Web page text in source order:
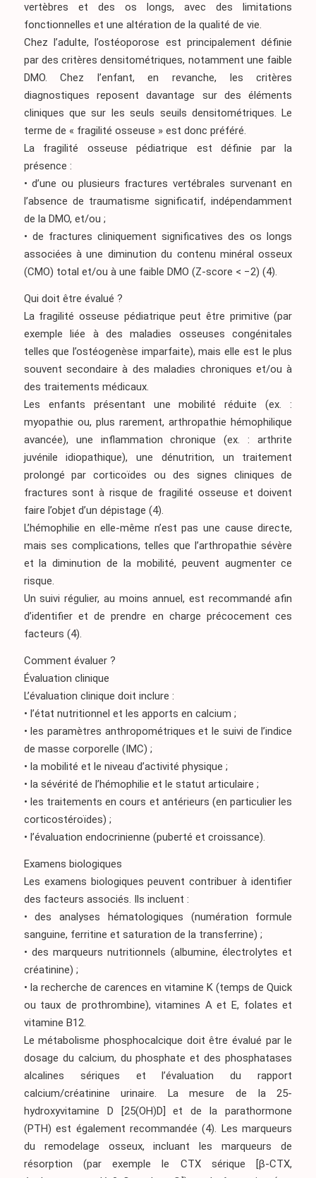
vertèbres et des os longs, avec des limitations
fonctionnelles et une altération de la qualité de vie.
Chez l’adulte, l’ostéoporose est principalement définie
par des critères densitométriques, notamment une faible
DMO. Chez l’enfant, en revanche, les critères
diagnostiques reposent davantage sur des éléments
cliniques que sur les seuls seuils densitométriques. Le
terme de « fragilité osseuse » est donc préféré.
La fragilité osseuse pédiatrique est définie par la
présence :
• d’une ou plusieurs fractures vertébrales survenant en
l’absence de traumatisme significatif, indépendamment
de la DMO, et/ou ;
• de fractures cliniquement significatives des os longs
associées à une diminution du contenu minéral osseux
(CMO) total et/ou à une faible DMO (Z-score < −2) (4).
Qui doit être évalué ?
La fragilité osseuse pédiatrique peut être primitive (par
exemple liée à des maladies osseuses congénitales
telles que l’ostéogenèse imparfaite), mais elle est le plus
souvent secondaire à des maladies chroniques et/ou à
des traitements médicaux.
Les enfants présentant une mobilité réduite (ex. :
myopathie ou, plus rarement, arthropathie hémophilique
avancée), une inflammation chronique (ex. : arthrite
juvénile idiopathique), une dénutrition, un traitement
prolongé par corticoïdes ou des signes cliniques de
fractures sont à risque de fragilité osseuse et doivent
faire l’objet d’un dépistage (4).
L’hémophilie en elle-même n’est pas une cause directe,
mais ses complications, telles que l’arthropathie sévère
et la diminution de la mobilité, peuvent augmenter ce
risque.
Un suivi régulier, au moins annuel, est recommandé afin
d’identifier et de prendre en charge précocement ces
facteurs (4).
Comment évaluer ?
Évaluation clinique
L’évaluation clinique doit inclure :
• l’état nutritionnel et les apports en calcium ;
• les paramètres anthropométriques et le suivi de l’indice
de masse corporelle (IMC) ;
• la mobilité et le niveau d’activité physique ;
• la sévérité de l’hémophilie et le statut articulaire ;
• les traitements en cours et antérieurs (en particulier les
corticostéroïdes) ;
• l’évaluation endocrinienne (puberté et croissance).
Examens biologiques
Les examens biologiques peuvent contribuer à identifier
des facteurs associés. Ils incluent :
• des analyses hématologiques (numération formule
sanguine, ferritine et saturation de la transferrine) ;
• des marqueurs nutritionnels (albumine, électrolytes et
créatinine) ;
• la recherche de carences en vitamine K (temps de Quick
ou taux de prothrombine), vitamines A et E, folates et
vitamine B12.
Le métabolisme phosphocalcique doit être évalué par le
dosage du calcium, du phosphate et des phosphatases
alcalines sériques et l’évaluation du rapport
calcium/créatinine urinaire. La mesure de la 25-
hydroxyvitamine D [25(OH)D] et de la parathormone
(PTH) est également recommandée(4) . Les marqueurs
du remodelage osseux, incluant les marqueurs de
résorption (par exemple le CTX sérique [β-CTX,